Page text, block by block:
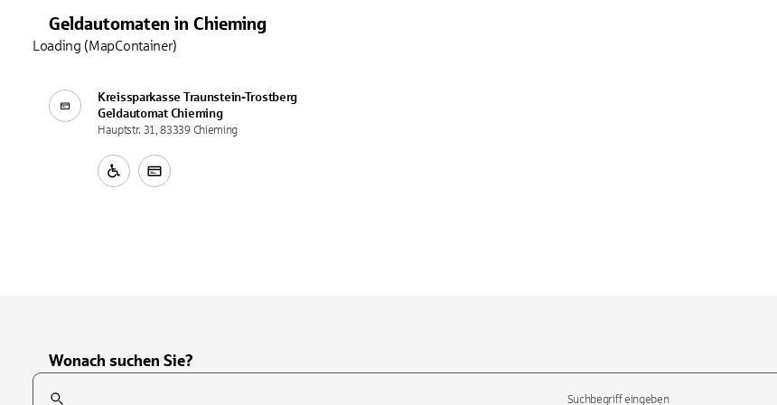
Geldautomaten in Chieming
Kreissparkasse Traunstein-Trostberg
Geldautomat Chieming
Hauptstr. 31, 83339 Chieming
Loading (MapContainer)
Wonach suchen Sie?
Suchfeld